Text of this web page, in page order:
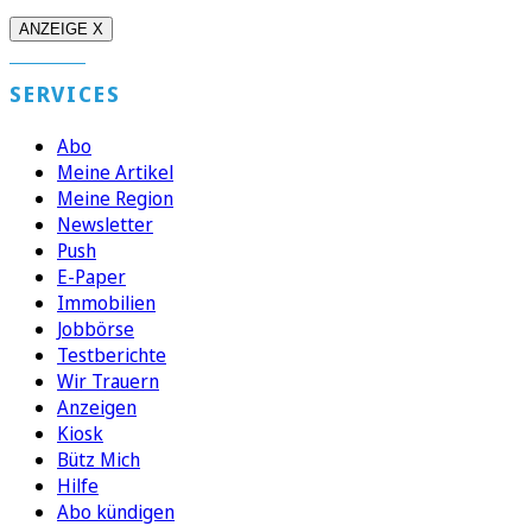
ANZEIGE X
SERVICES
Abo
Meine Artikel
Meine Region
Newsletter
Push
E-Paper
Immobilien
Jobbörse
Testberichte
Wir Trauern
Anzeigen
Kiosk
Bütz Mich
Hilfe
Abo kündigen